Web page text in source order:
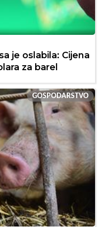
je oslabila: Cijena
za barel
GOSPODARSTVO